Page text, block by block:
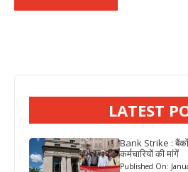
LATEST
Bank Strike : बैंकों
कर्मचारियों की मांगें
Published On: